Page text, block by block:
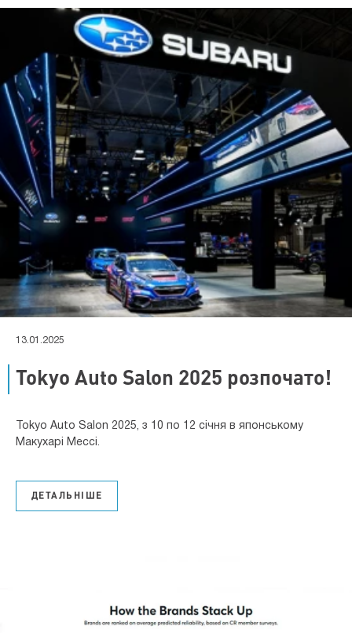
13.01.2025
Tokyo Auto Salon 2025 розпочато!
Tokyo Auto Salon 2025, з 10 по 12 січня в японському
Макухарі Мессі.
ДЕТАЛЬНІШЕ